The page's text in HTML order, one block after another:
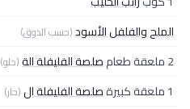
الملح والفلفل الأسود(حسب الذوق)
2 ملعقة طعام صلصة الفليفلة الة(حلو)
1 ملعقة كبيرة صلصة الفليفلة ال(حار)